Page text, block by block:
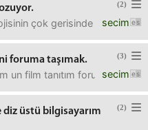
(2)
secim
çok gerisinde olmayan
(3)
foruma taşımak.
secim
un film tanıtım forumlarında
(2)
üstü bilgisayarım